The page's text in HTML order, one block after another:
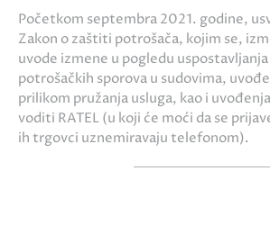
Početkom septembra 2021. godine,
Zakon o zaštiti potrošača, kojim se,
uvode izmene u pogledu
potrošačkih sporova u sudovima,
prilikom pružanja usluga, kao i
voditi RATEL (u koji će moći da se
ih trgovci uznemiravaju telefonom).